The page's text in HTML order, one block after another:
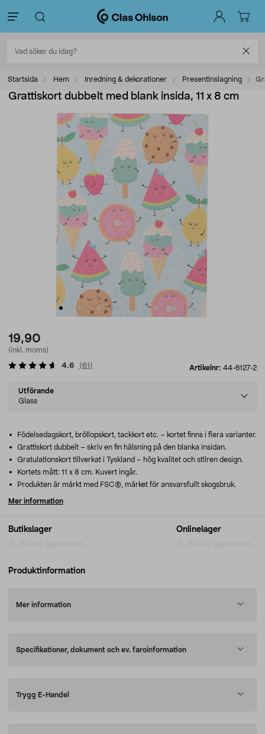
Startsida Hem Inredning & dekorationer Presentinslagning
Grattiskort dubbelt med blank insida, 11 x 8 cm
19,90
(inkl. moms)
Artikelnr: 44-6127-2
4.6 (61 )
Select
variant
Utförande
Glass
Butikslager Onlinelager
Födelsedagskort, bröllopskort, tackkort etc. – kortet finns i flera varianter.
Grattiskort dubbelt – skriv en fin hälsning på den blanka insidan.
Gratulationskort tillverkat i Tyskland – hög kvalitet och stilren design.
Kortets mått: 11 x 8 cm. Kuvert ingår.
Produkten är märkt med FSC®, märket för ansvarsfullt skogsbruk.
Mer information
Produktinformation
Mer information
Specifikationer, dokument och ev. faroinformation
Trygg E-Handel